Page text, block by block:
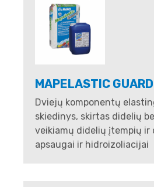
MAPELASTIC GUARD
Dviejų komponentų
skiedinys, skirtas didelių
veikiamų didelių įtempių ir
apsaugai ir hidroizoliacijai